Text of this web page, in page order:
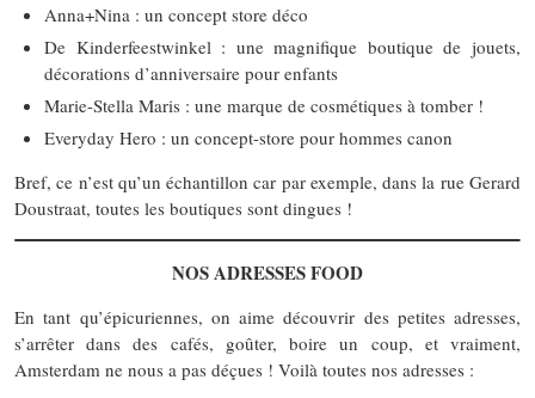
Anna+Nina : un concept store déco
De Kinderfeestwinkel : une magnifique boutique de jouets,
décorations d’anniversaire pour enfants
Marie-Stella Maris : une marque de cosmétiques à tomber !
Everyday Hero : un concept-store pour hommes canon
Bref, ce n’est qu’un échantillon car par exemple, dans la rue Gerard
Doustraat, toutes les boutiques sont dingues !
NOS ADRESSES FOOD
En tant qu’épicuriennes, on aime découvrir des petites adresses,
s’arrêter dans des cafés, goûter, boire un coup, et vraiment,
Amsterdam ne nous a pas déçues ! Voilà toutes nos adresses :